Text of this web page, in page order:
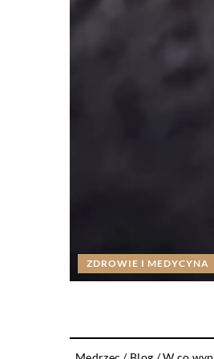
ZDROWIE I MEDYCYNA